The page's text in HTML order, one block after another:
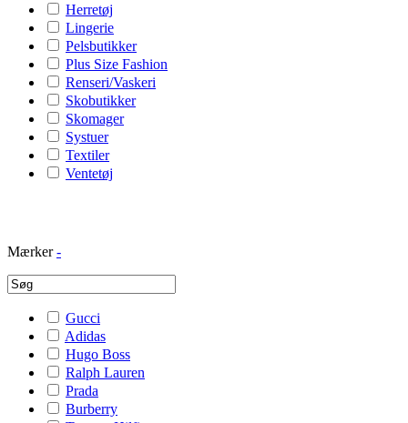
Herretøj
Lingerie
Pelsbutikker
Plus Size Fashion
Renseri/Vaskeri
Skobutikker
Skomager
Systuer
Textiler
Ventetøj
Mærker -
Gucci
Adidas
Hugo Boss
Ralph Lauren
Prada
Burberry